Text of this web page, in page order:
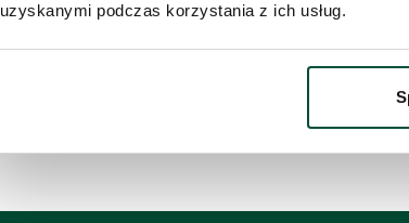
uzyskanymi podczas korzystania z ich usług.